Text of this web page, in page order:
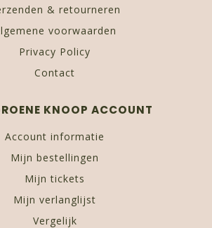
& retourneren
voorwaarden
Privacy Policy
Contact
KNOOP ACCOUNT
Account informatie
Mijn bestellingen
Mijn tickets
Mijn verlanglijst
Vergelijk